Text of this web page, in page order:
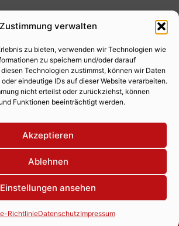
Zustimmung verwalten
zu bieten, verwenden wir Technologien wie
zu speichern und/oder darauf
Technologien zustimmst, können wir Daten
eindeutige IDs auf dieser Website verarbeiten.
nicht erteilst oder zurückziehst, können
Funktionen beeinträchtigt werden.
Akzeptieren
Ablehnen
Einstellungen ansehen
RichtlinieDatenschutzImpressum
Fotoservice
Videoservice
Werbung
Contenterstellung
Lokalnachrichten
Lokalfernsehen
Eventkalender